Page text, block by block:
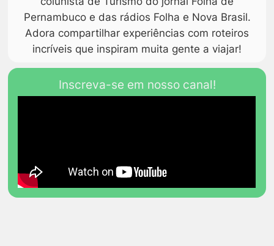
Pernambuco e das rádios Folha e Nova Brasil.
Adora compartilhar experiências com roteiros
incríveis que inspiram muita gente a viajar!
Inscreva-se em nosso canal!